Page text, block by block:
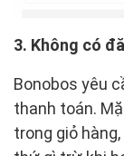
3. Không có
Bonobos yêu
thanh toán.
trong giỏ